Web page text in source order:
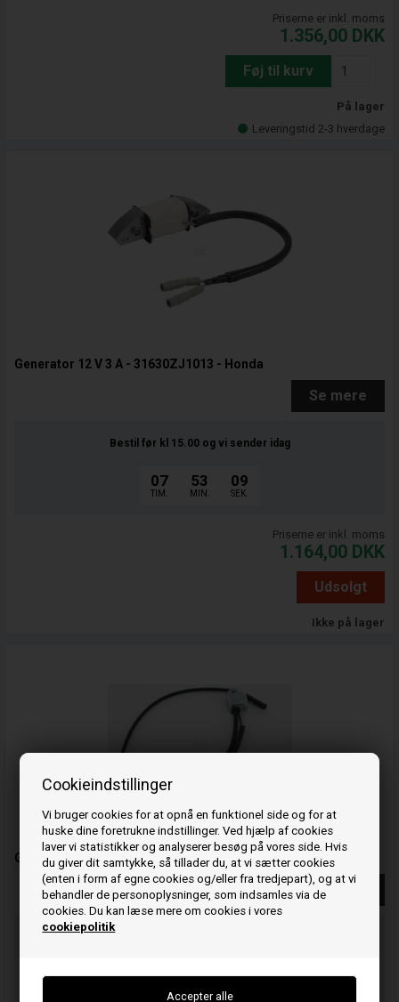
Cookieindstillinger
Vi bruger cookies for at opnå en funktionel side og for at
huske dine foretrukne indstillinger. Ved hjælp af cookies
laver vi statistikker og analyserer besøg på vores side. Hvis
du giver dit samtykke, så tillader du, at vi sætter cookies
(enten i form af egne cookies og/eller fra tredjepart), og at vi
behandler de personoplysninger, som indsamles via de
cookies. Du kan læse mere om cookies i vores
cookiepolitik
Priserne er inkl. moms
1.356,00 DKK
Føj til kurv
På lager
Leveringstid 2-3 hverdage
Generator 12 V 3 A - 31630ZJ1013 - Honda
Se mere
Bestil før kl 15.00 og vi sender idag
07
TIM.
53
MIN.
08
SEK.
Priserne er inkl. moms
1.164,00 DKK
Udsolgt
Ikke på lager
Generatoranker - 31740Z0A003 - Honda
Se mere
07 53 08